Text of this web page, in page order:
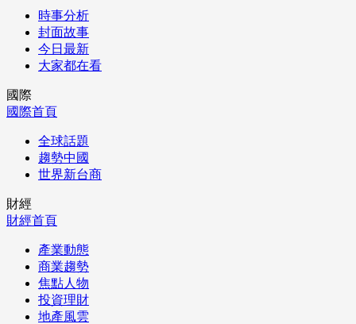
時事分析
封面故事
今日最新
大家都在看
國際
國際首頁
全球話題
趨勢中國
世界新台商
財經
財經首頁
產業動態
商業趨勢
焦點人物
投資理財
地產風雲